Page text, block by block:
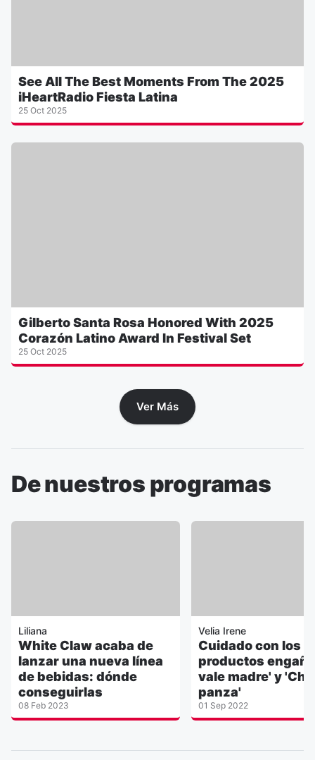
See All The Best Moments From The 2025
iHeartRadio Fiesta Latina
25 Oct 2025
Gilberto Santa Rosa Honored With 2025
Corazón Latino Award In Festival Set
25 Oct 2025
Ver Más
De nuestros programas
Liliana
White Claw acaba de
lanzar una nueva línea
de bebidas: dónde
conseguirlas
08 Feb 2023
Velia Irene
Cuidado con los
productos
vale madre' y
panza'
01 Sep 2022